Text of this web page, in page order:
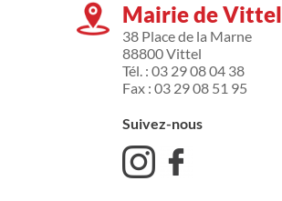
Mairie de Vittel
38 Place de la Marne
88800 Vittel
Tél. : 03 29 08 04 38
Fax : 03 29 08 51 95
Suivez-nous